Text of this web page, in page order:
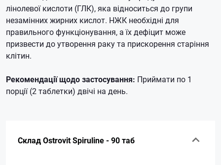
лінолевої кислоти (ГЛК), яка відноситься до групи
незамінних жирних кислот. НЖК необхідні для
правильного функціонування, а їх дефіцит може
призвести до утворення раку та прискорення старіння
клітин.
Рекомендації щодо застосування: Приймати по 1
порції (2 таблетки) двічі на день.
Склад Ostrovit Spiruline - 90 таб